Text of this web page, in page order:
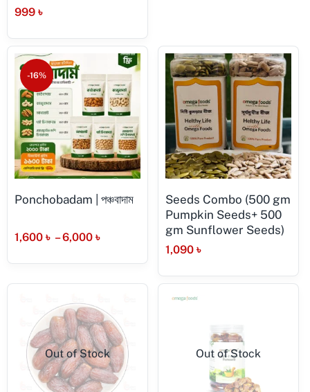
999 ৳
-16%
Ponchobadam | পঞ্চবাদাম
1,600 ৳ – 6,000 ৳
Seeds Combo (500 gm
Pumpkin Seeds+ 500
gm Sunflower Seeds)
1,090 ৳
Out of Stock Out of Stock